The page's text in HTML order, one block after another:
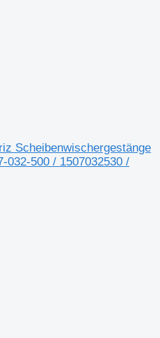
Scheibenwischergestänge
032-500 / 1507032530 /